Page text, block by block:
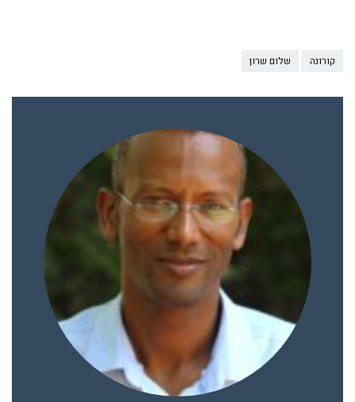
קורונה שלום שרון